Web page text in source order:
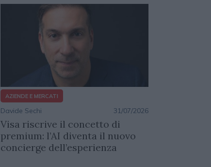
AZIENDE E MERCATI
Davide Sechi 31/07/2026
Visa riscrive il concetto di
premium: l’AI diventa il nuovo
concierge dell’esperienza